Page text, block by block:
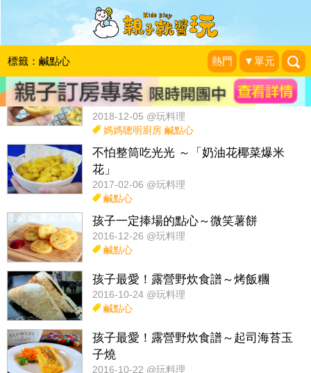
標籤：鹹點心 熱門 ▼單元
話題： 簡單料理教室 造型甜點DIY 春季料理
水餃皮用不完怎麼辦？6道水餃皮創意
點心DIY～
2018-12-05 @玩料理
媽媽聰明廚房 鹹點心
不怕整筒吃光光 ～「奶油花椰菜爆米
花」
2017-02-06 @玩料理
鹹點心
孩子一定捧場的點心～微笑薯餅
2016-12-26 @玩料理
鹹點心
孩子最愛！露營野炊食譜～烤飯糰
2016-10-24 @玩料理
鹹點心
孩子最愛！露營野炊食譜～起司海苔玉
子燒
2016-10-22 @玩料理